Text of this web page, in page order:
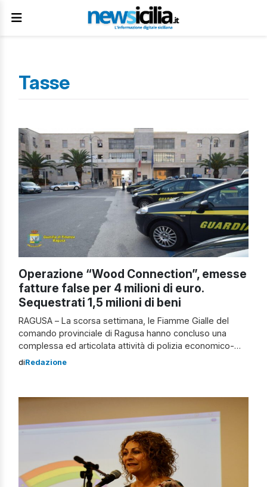
Tasse
Operazione “Wood Connection”, emesse
fatture false per 4 milioni di euro.
Sequestrati 1,5 milioni di beni
RAGUSA – La scorsa settimana, le Fiamme Gialle del
comando provinciale di Ragusa hanno concluso una
complessa ed articolata attività di polizia economico-
finanziaria che ha consentito di individuare una frode
di euro. In tale contesto, i finanzieri […]
diRedazione